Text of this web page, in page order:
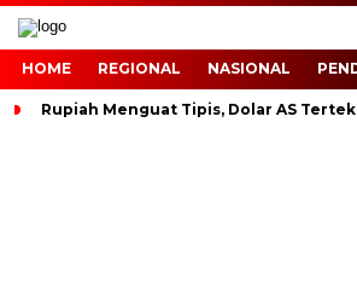
HOME REGIONAL NASIONAL
Rupiah Menguat Tipis, Dolar AS